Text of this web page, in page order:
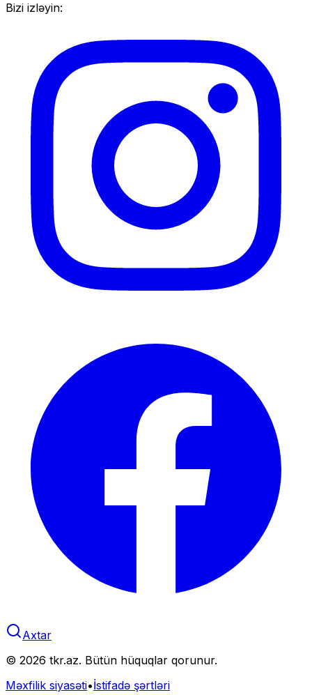
Bizi izləyin:
Axtar
© 2026 tkr.az. Bütün hüquqlar qorunur.
Məxfilik siyasəti•İstifadə şərtləri